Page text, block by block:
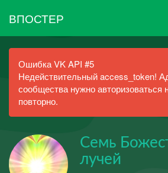
ВПОСТЕР
Ошибка VK API #5
Недействительный access_token!
сообщества нужно авторизоваться
повторно.
Семь
лучей